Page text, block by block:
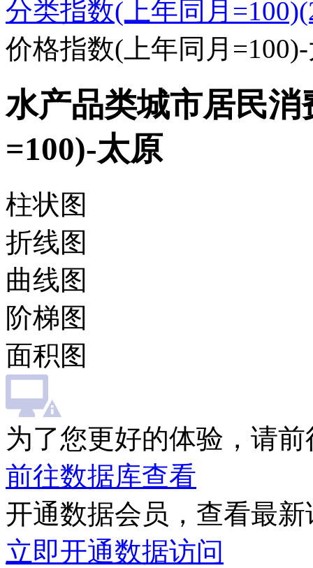
分类指数(上年同月
价格指数(上年同月
水产品类城市居民
=100)-太原
柱状图
折线图
曲线图
阶梯图
面积图
为了您更好的体验，请
前往数据库查看
开通数据会员，查看最
立即开通数据访问